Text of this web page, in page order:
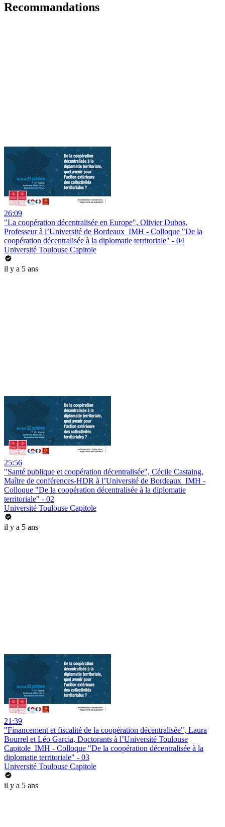
Recommandations
26:09
"La coopération décentralisée en Europe", Olivier Dubos,
Professeur à l’Université de Bordeaux_IMH - Colloque "De la
coopération décentralisée à la diplomatie territoriale" - 04
Université Toulouse Capitole
il y a 5 ans
25:56
"Santé publique et coopération décentralisée", Cécile Castaing,
Maître de conférences-HDR à l’Université de Bordeaux_IMH -
Colloque "De la coopération décentralisée à la diplomatie
territoriale" - 02
Université Toulouse Capitole
il y a 5 ans
21:39
"Financement et fiscalité de la coopération décentralisée", Laura
Bourrel et Léo Garcia, Doctorants à l’Université Toulouse
Capitole_IMH - Colloque "De la coopération décentralisée à la
diplomatie territoriale" - 03
Université Toulouse Capitole
il y a 5 ans